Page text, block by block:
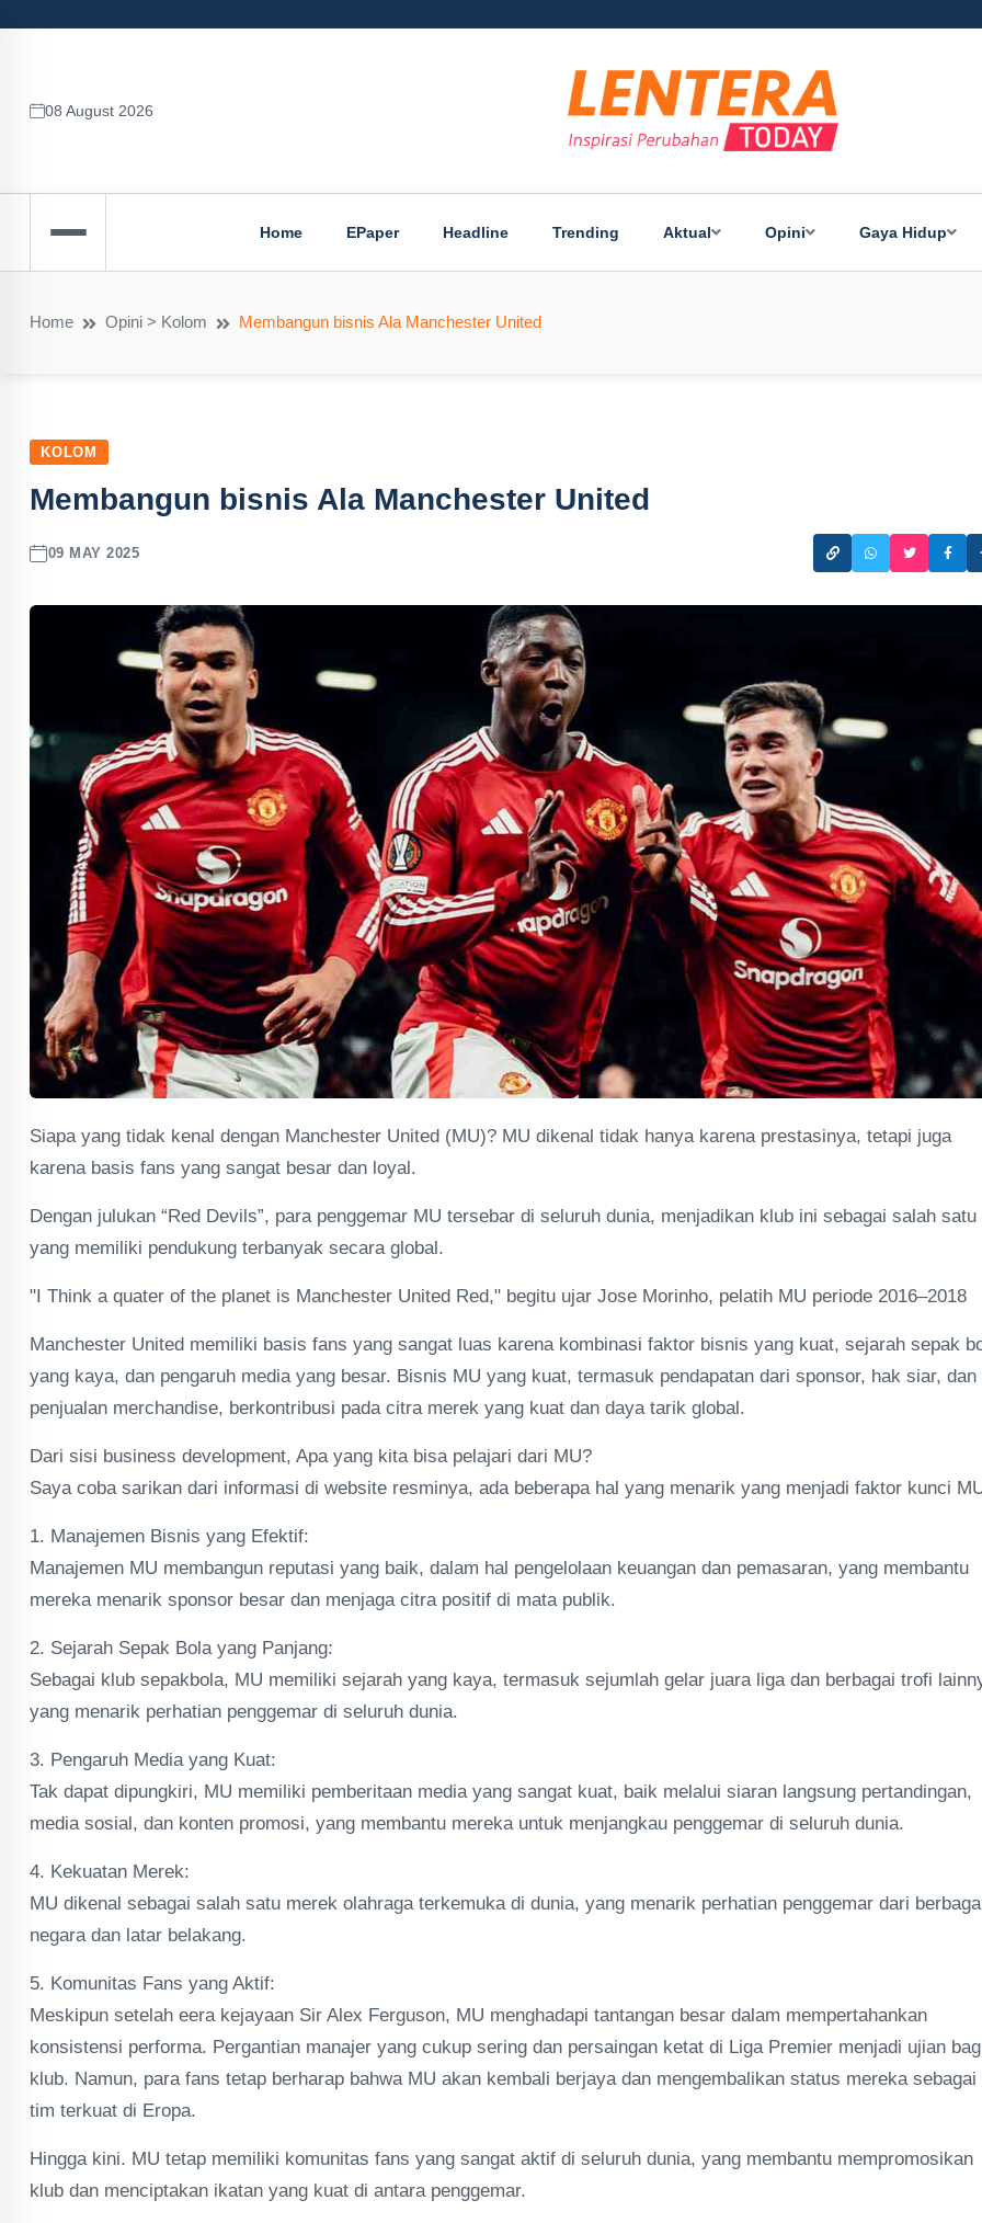
08 August 2026
Home EPaper Headline Trending Aktual Opini Gaya Hidup
Home Opini > Kolom Membangun bisnis Ala Manchester United
KOLOM
Membangun bisnis Ala Manchester United
09 MAY 2025
Siapa yang tidak kenal dengan Manchester United (MU)? MU dikenal tidak hanya karena prestasinya, tetapi juga
karena basis fans yang sangat besar dan loyal.
Dengan julukan “Red Devils”, para penggemar MU tersebar di seluruh dunia, menjadikan klub ini sebagai salah satu
yang memiliki pendukung terbanyak secara global.
"I Think a quater of the planet is Manchester United Red," begitu ujar Jose Morinho, pelatih MU periode 2016–2018
Manchester United memiliki basis fans yang sangat luas karena kombinasi faktor bisnis yang kuat, sejarah sepak
yang kaya, dan pengaruh media yang besar. Bisnis MU yang kuat, termasuk pendapatan dari sponsor, hak siar, dan
penjualan merchandise, berkontribusi pada citra merek yang kuat dan daya tarik global.
Dari sisi business development, Apa yang kita bisa pelajari dari MU?
Saya coba sarikan dari informasi di website resminya, ada beberapa hal yang menarik yang menjadi faktor kunci
1. Manajemen Bisnis yang Efektif:
Manajemen MU membangun reputasi yang baik, dalam hal pengelolaan keuangan dan pemasaran, yang membantu
mereka menarik sponsor besar dan menjaga citra positif di mata publik.
2. Sejarah Sepak Bola yang Panjang:
Sebagai klub sepakbola, MU memiliki sejarah yang kaya, termasuk sejumlah gelar juara liga dan berbagai trofi
yang menarik perhatian penggemar di seluruh dunia.
3. Pengaruh Media yang Kuat:
Tak dapat dipungkiri, MU memiliki pemberitaan media yang sangat kuat, baik melalui siaran langsung pertandingan,
media sosial, dan konten promosi, yang membantu mereka untuk menjangkau penggemar di seluruh dunia.
4. Kekuatan Merek:
MU dikenal sebagai salah satu merek olahraga terkemuka di dunia, yang menarik perhatian penggemar dari
negara dan latar belakang.
5. Komunitas Fans yang Aktif:
Meskipun setelah eera kejayaan Sir Alex Ferguson, MU menghadapi tantangan besar dalam mempertahankan
konsistensi performa. Pergantian manajer yang cukup sering dan persaingan ketat di Liga Premier menjadi ujian
klub. Namun, para fans tetap berharap bahwa MU akan kembali berjaya dan mengembalikan status mereka sebagai
tim terkuat di Eropa.
Hingga kini. MU tetap memiliki komunitas fans yang sangat aktif di seluruh dunia, yang membantu mempromosikan
klub dan menciptakan ikatan yang kuat di antara penggemar.